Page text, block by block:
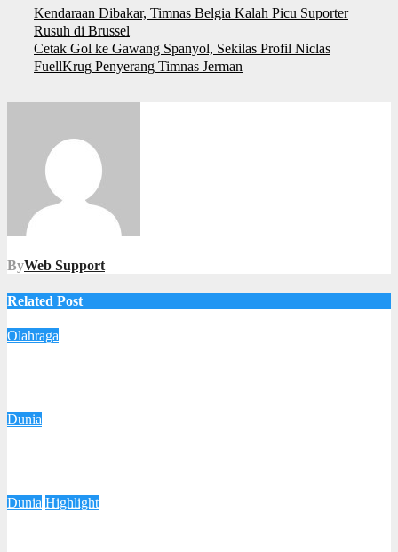
Navigasi
pos
Kendaraan Dibakar, Timnas Belgia Kalah Picu Suporter
Rusuh di Brussel
Cetak Gol ke Gawang Spanyol, Sekilas Profil Niclas
FuellKrug Penyerang Timnas Jerman
ByWeb Support
Related Post
Olahraga
Dunia
Dunia Highlight